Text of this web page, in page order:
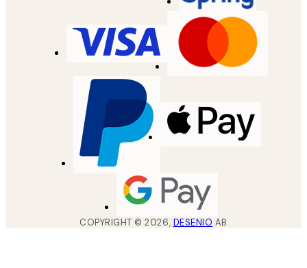
COPYRIGHT ©2026, DESENIO AB